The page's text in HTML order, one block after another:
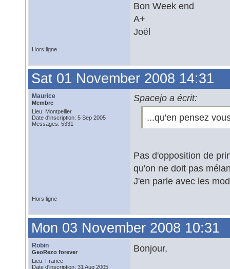
Bon Week end
A+
Joël
Hors ligne
Sat 01 November 2008 14:31
Maurice
Membre
Lieu: Montpellier
Date d'inscription: 5 Sep 2005
Messages: 5331
Spacejo a écrit:
...qu'en pensez
Pas d'opposition de
qu'on ne doit pas
J'en parle avec les
Hors ligne
Mon 03 November 2008 10:31
Robin
GeoRezo forever
Lieu: France
Date d'inscription: 31 Aug 2005
Bonjour,